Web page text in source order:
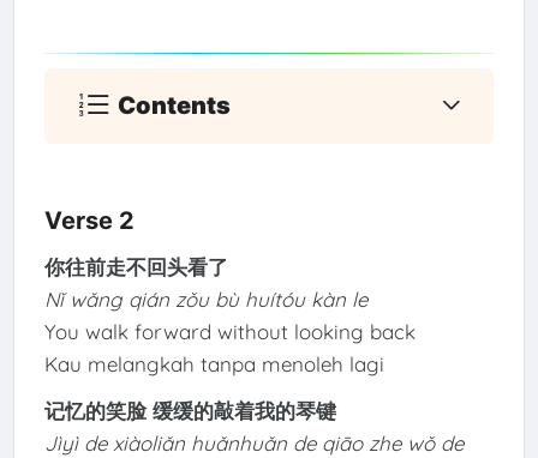
Contents
Verse 2
你往前走不回头看了
Nǐ wǎng qián zǒu bù huítóu kàn le
You walk forward without looking back
Kau melangkah tanpa menoleh lagi
记忆的笑脸 缓缓的敲着我的琴键
Jìyì de xiàoliǎn huǎnhuǎn de qiāo zhe wǒ de